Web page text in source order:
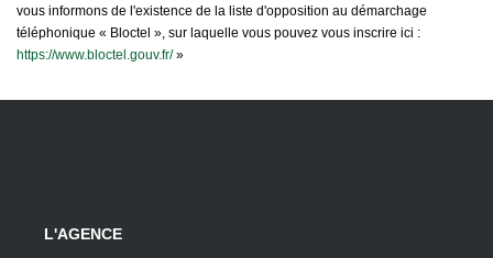
vous informons de l'existence de la liste d'opposition au démarchage
téléphonique « Bloctel », sur laquelle vous pouvez vous inscrire ici :
https://www.bloctel.gouv.fr/»
L'AGENCE